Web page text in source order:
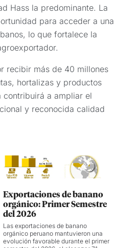
Hass la predominante. La
para acceder a una
lo que fortalece la
recibir más de 40 millones
hortalizas y productos
contribuirá a ampliar el
y reconocida calidad
Exportaciones de banano
orgánico: Primer Semestre
del 2026
Las exportaciones de banano
orgánico peruano mantuvieron una
evolución favorable durante el primer